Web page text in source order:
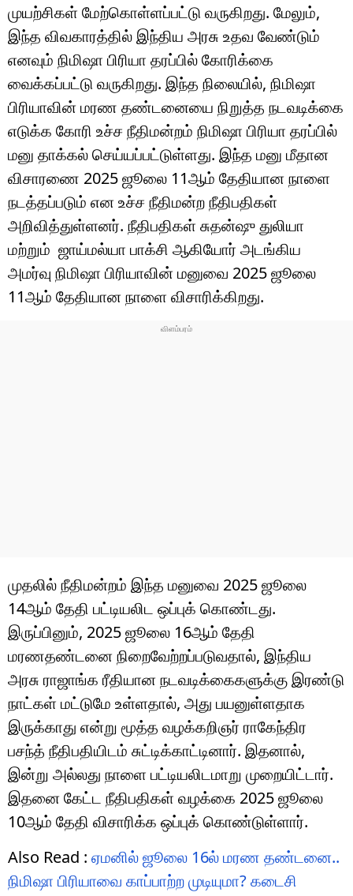
முயற்சிகள் மேற்கொள்ளப்பட்டு வருகிறது. மேலும்,
இந்த விவகாரத்தில் இந்திய அரசு உதவ வேண்டும்
எனவும் நிமிஷா பிரியா தரப்பில் கோரிக்கை
வைக்கப்பட்டு வருகிறது. இந்த நிலையில், நிமிஷா
பிரியாவின் மரண தண்டனையை நிறுத்த நடவடிக்கை
எடுக்க கோரி உச்ச நீதிமன்றம் நிமிஷா பிரியா தரப்பில்
மனு தாக்கல் செய்யப்பட்டுள்ளது. இந்த மனு மீதான
விசாரணை 2025 ஜூலை 11ஆம் தேதியான நாளை
நடத்தப்படும் என உச்ச நீதிமன்ற நீதிபதிகள்
அறிவித்துள்ளனர். நீதிபதிகள் சுதன்ஷு துலியா
மற்றும் ஜாய்மல்யா பாக்சி ஆகியோர் அடங்கிய
அமர்வு நிமிஷா பிரியாவின் மனுவை 2025 ஜூலை
11ஆம் தேதியான நாளை விசாரிக்கிறது.
முதலில் நீதிமன்றம் இந்த மனுவை 2025 ஜூலை
14ஆம் தேதி பட்டியலிட ஒப்புக் கொண்டது.
இருப்பினும், 2025 ஜூலை 16ஆம் தேதி
மரணதண்டனை நிறைவேற்றப்படுவதால், இந்திய
அரசு ராஜாங்க ரீதியான நடவடிக்கைகளுக்கு இரண்டு
நாட்கள் மட்டுமே உள்ளதால், அது பயனுள்ளதாக
இருக்காது என்று மூத்த வழக்கறிஞர் ராகேந்திர
பசந்த் நீதிபதியிடம் சுட்டிக்காட்டினார். இதனால்,
இன்று அல்லது நாளை பட்டியலிடமாறு முறையிட்டார்.
இதனை கேட்ட நீதிபதிகள் வழக்கை 2025 ஜூலை
10ஆம் தேதி விசாரிக்க ஒப்புக் கொண்டுள்ளார்.
Also Read : ஏமனில் ஜூலை 16ல் மரண தண்டனை..
நிமிஷா பிரியாவை காப்பாற்ற முடியுமா? கடைசி